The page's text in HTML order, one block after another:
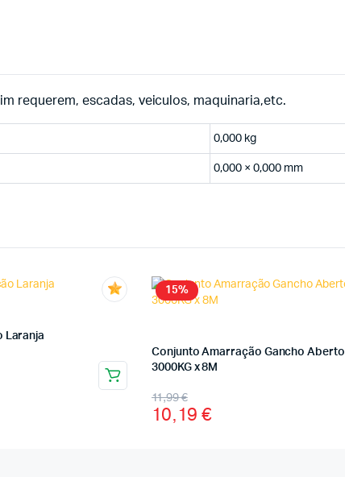
requerem, escadas, veiculos, maquinaria,etc.
0,000 kg
0,000 × 0,000 mm
Laranja
15%
Conjunto Amarração Gancho Aberto
3000KG x 8M
11,99€
10,19 €